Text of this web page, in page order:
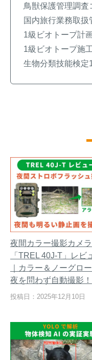
鳥獣保護管理調査
国内旅行業務取扱
1級ビオトープ計
1級ビオトープ施
生物分類技能検定
夜間カラー撮影カメラ
「TREL 40J-T」レビ
｜カラー＆ノーグロ
夜を問わず自動撮影！
投稿日：2025年12月10日